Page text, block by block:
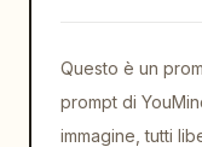
Questo è un
prompt di
immagine, tutti